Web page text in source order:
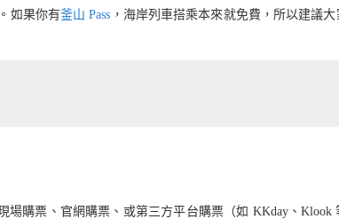
如果你有釜山 Pass ，海岸列車搭乘本來就免費，所以建議
場購票、官網購票、或第三方平台購票（如 KKday、Klook